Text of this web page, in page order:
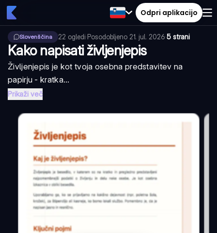
Odpri aplikacijo
Slovenščina 22 ogledi·Posodobljeno 21. jul. 2026·5 strani
Kako napisati življenjepis
Življenjepis je kot tvoja osebna predstavitev na
papirju - kratka...
Prikaži več